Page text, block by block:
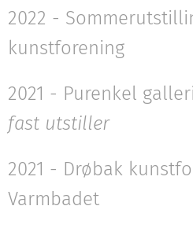
2022 -
kunstforening
2021 - Purenkel
fast utstiller
2021 - Drøbak
Varmbadet